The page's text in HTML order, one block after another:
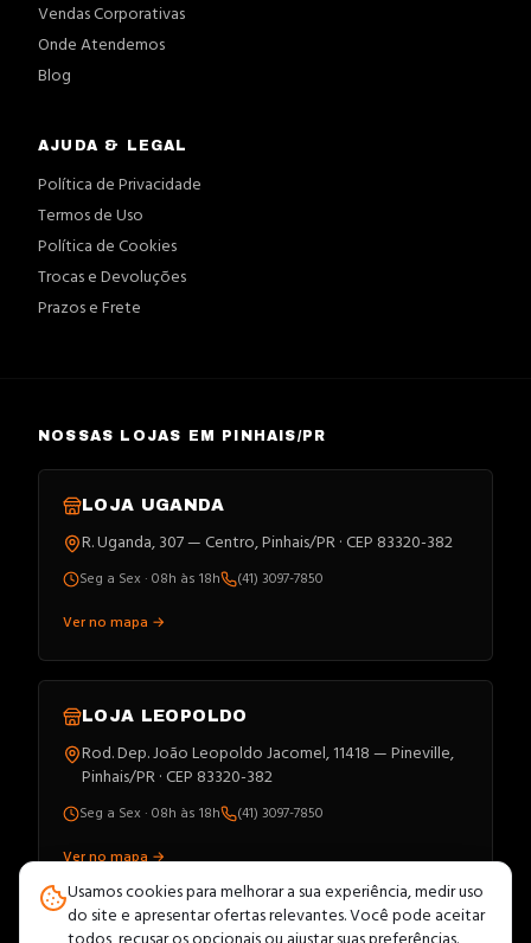
Vendas Corporativas
Onde Atendemos
Blog
AJUDA & LEGAL
Política de Privacidade
Termos de Uso
Política de Cookies
Trocas e Devoluções
Prazos e Frete
NOSSAS LOJAS EM PINHAIS/PR
LOJA UGANDA
R. Uganda, 307 — Centro, Pinhais/PR · CEP 83320-382
Seg a Sex · 08h às 18h
(41) 3097-7850
Ver no mapa →
LOJA LEOPOLDO
Rod. Dep. João Leopoldo Jacomel, 11418 — Pineville,
Pinhais/PR · CEP 83320-382
Seg a Sex · 08h às 18h
(41) 3097-7850
Ver no mapa →
Usamos cookies para melhorar a sua experiência, medir uso
do site e apresentar ofertas relevantes. Você pode aceitar